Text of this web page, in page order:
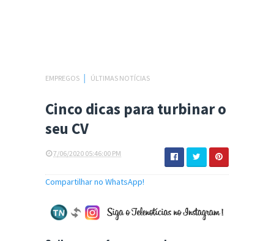
EMPREGOS ÚLTIMAS NOTÍCIAS
Cinco dicas para turbinar o
seu CV
7/06/2020 05:46:00 PM
Compartilhar no WhatsApp!